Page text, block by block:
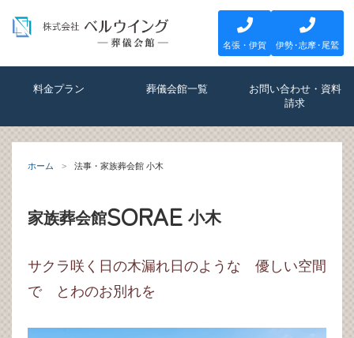
名張・伊賀 伊勢・志摩・ 尾鷲
料金プラン 葬儀会館一覧
お問い合わせ・資料
請求
ホーム 法事・家族葬会館 小木
家族葬会館SORAE 小木
サクラ咲く日の木漏れ日のような 優しい空間
で とわのお別れを